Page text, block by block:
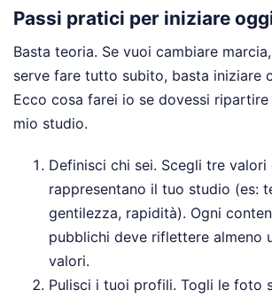
Passi pratici per iniziare
Basta teoria. Se vuoi cambiare
serve fare tutto subito, basta iniziare
Ecco cosa farei io se dovessi
mio studio.
Definisci chi sei. Scegli tre valori
rappresentano il tuo studio (es:
gentilezza, rapidità). Ogni
pubblichi deve riflettere almeno
valori.
Pulisci i tuoi profili. Togli le foto